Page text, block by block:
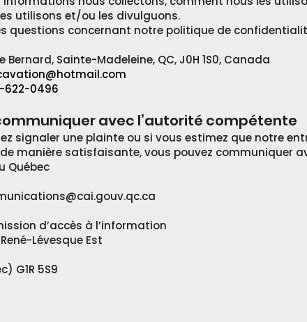
utilisons et/ou les divulguons.
questions concernant notre politique de
Bernard, Sainte-Madeleine, QC, J0H 1S0, Canada
622-0496
avec l’autorité compétente
signaler une plainte ou si vous estimez que notre
manière satisfaisante, vous pouvez communiquer
Québec
d’accès à l’information
Lévesque Est
G1R 5S9